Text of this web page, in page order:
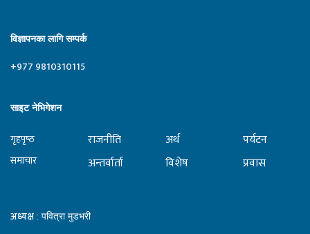
विज्ञापनका लागि सम्पर्क
+977 9810310115
साइट नेभिगेशन
गृहपृष्‍ठ
समाचार
राजनीति
अन्तर्वार्ता
अर्थ
विशेष
पर्यटन
प्रवास
अध्यक्ष : पवित्रा मुडभरी